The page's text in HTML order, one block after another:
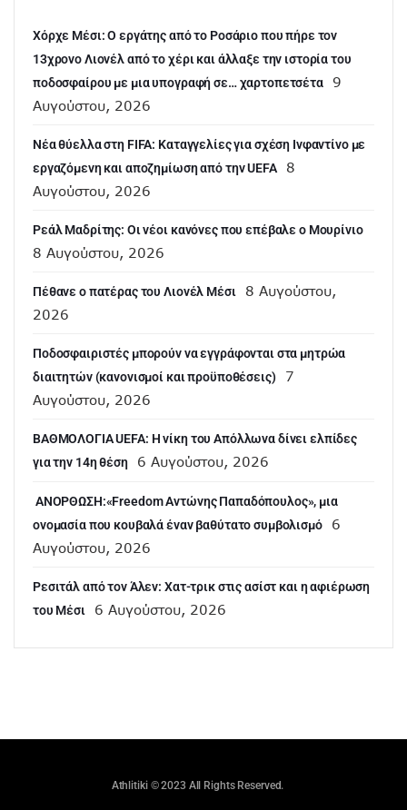
Χόρχε Μέσι: Ο εργάτης από το Ροσάριο που πήρε τον
13χρονο Λιονέλ από το χέρι και άλλαξε την ιστορία του
ποδοσφαίρου με μια υπογραφή σε… χαρτοπετσέτα
9
Αυγούστου, 2026
Νέα θύελλα στη FIFA: Καταγγελίες για σχέση Ινφαντίνο με
εργαζόμενη και αποζημίωση από την UEFA
8
Αυγούστου, 2026
Ρεάλ Μαδρίτης: Οι νέοι κανόνες που επέβαλε ο Μουρίνιο
8 Αυγούστου, 2026
Πέθανε ο πατέρας του Λιονέλ Μέσι
8 Αυγούστου,
2026
Ποδοσφαιριστές μπορούν να εγγράφονται στα μητρώα
διαιτητών (κανονισμοί και προϋποθέσεις)
7
Αυγούστου, 2026
ΒΑΘΜΟΛΟΓΙΑ UEFA: Η νίκη του Απόλλωνα δίνει ελπίδες
για την 14η θέση
6 Αυγούστου, 2026
ANOΡΘΩΣΗ:«Freedom Αντώνης Παπαδόπουλος», μια
ονομασία που κουβαλά έναν βαθύτατο συμβολισμό
6
Αυγούστου, 2026
Ρεσιτάλ από τον Άλεν: Χατ-τρικ στις ασίστ και η αφιέρωση
του Μέσι
6 Αυγούστου, 2026
Athlitiki © 2023 All Rights Reserved.